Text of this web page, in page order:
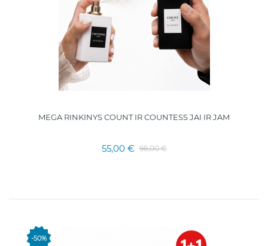
MEGA RINKINYS COUNT IR COUNTESS JAI IR JAM
55,00 € 98,00 €
-50%